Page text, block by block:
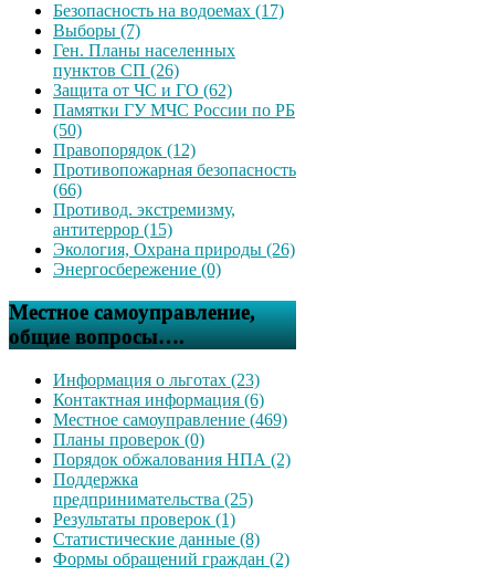
Безопасность на водоемах (17)
Выборы (7)
Ген. Планы населенных
пунктов СП (26)
Защита от ЧС и ГО (62)
Памятки ГУ МЧС России по РБ
(50)
Правопорядок (12)
Противопожарная безопасность
(66)
Противод. экстремизму,
антитеррор (15)
Экология, Охрана природы (26)
Энергосбережение (0)
Местное самоуправление,
общие вопросы….
Информация о льготах (23)
Контактная информация (6)
Местное самоуправление (469)
Планы проверок (0)
Порядок обжалования НПА (2)
Поддержка
предпринимательства (25)
Результаты проверок (1)
Статистические данные (8)
Формы обращений граждан (2)